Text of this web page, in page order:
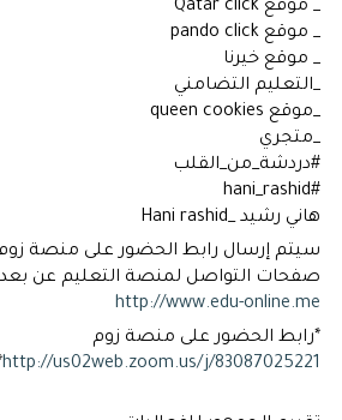
_ موقع Qatar click
_ موقع pando click
_ موقع خيرنا
_التعليم التضامني
_موقع queen cookies
_متجري
#دردشة_من_القلب
#hani_rashid
هاني رشيد _Hani rashid
سيتم إرسال رابط الحضور على منصة
صفحات التواصل لمنصة التعليم عن بعد
http://www.edu-online.me
*رابط الحضور على منصة زوم
http://us02web.zoom.us/j/83087025221